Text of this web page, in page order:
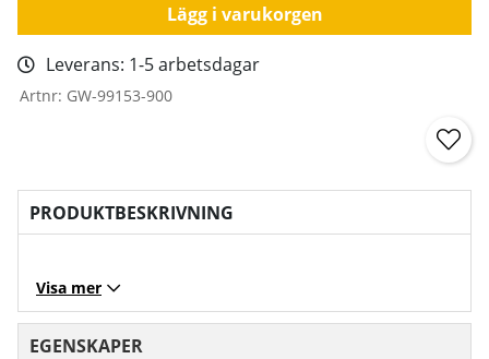
Lägg i varukorgen
Leverans: 1-5 arbetsdagar
Artnr: GW-99153-900
PRODUKTBESKRIVNING
Visa mer
EGENSKAPER